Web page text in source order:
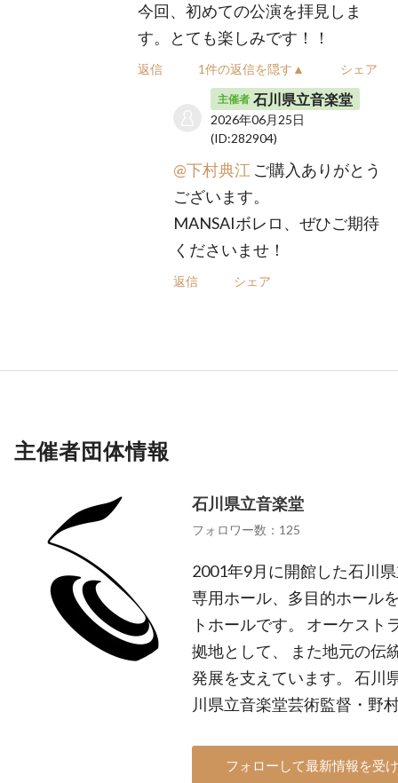
今回、初めての公演を拝見しま
す。とても楽しみです！！
返信 1件の返信を隠す▲ シェア
主催者 石川県立音楽堂
2026年06月25日
(ID:282904)
@下村典江 ご購入ありがとう
ございます。
MANSAIボレロ、ぜひご期待
くださいませ！
返信 シェア
主催者団体情報
石川県立音楽堂
フォロワー数：125
2001年9月に開館した石川
専用ホール、多目的ホール
トホールです。 オーケスト
拠地として、 また地元の伝
発展を支えています。 石川
川県立音楽堂芸術監督・野
フォローして最新情報を受